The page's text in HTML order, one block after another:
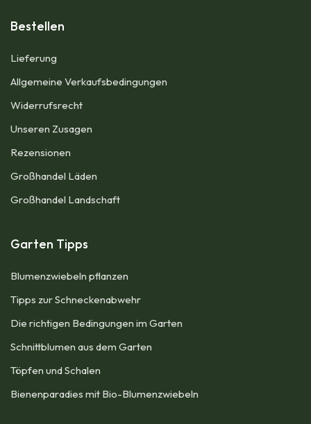
Bestellen
Lieferung
Allgemeine Verkaufsbedingungen​
Widerrufsrecht
Unseren Zusagen
Rezensionen​
Großhandel Läden
Großhandel Landschaft
Garten Tipps
Blumenzwiebeln pflanzen
Tipps zur Schneckenabwehr
Die richtigen Bedingungen im Garten
Schnittblumen aus dem Garten
Töpfen und Schalen
Bienenparadies mit Bio-Blumenzwiebeln